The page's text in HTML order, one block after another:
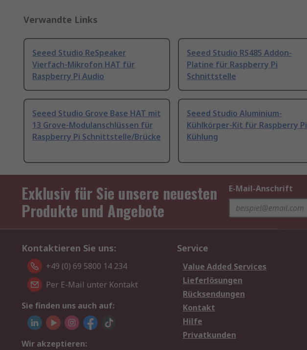
Verwandte Links
Seeed Studio ReSpeaker
Vierfach-Mikrofon HAT für
Raspberry Pi Audio
Seeed Studio RS485 Addon-
Platine für Raspberry Pi
Schnittstelle
Seeed Studio Grove Base HAT mit
13 Grove-Modulanschlüssen für
Raspberry Pi Schnittstelle/Brücke
Seeed Studio Aluminium-
Kühlkörper-Kit für Raspberry Pi
Kühlung
Exklusiv für Sie unsere neuesten
Produkte und Angebote
E-Mail-Anschrift
Kontaktieren Sie uns:
+49 (0) 69 5800 14 234
Per E-Mail unter Kontakt
Sie finden uns auch auf:
Wir akzeptieren:
Service
Value Added Services
Lieferlösungen
Rücksendungen
Kontakt
Hilfe
Privatkunden